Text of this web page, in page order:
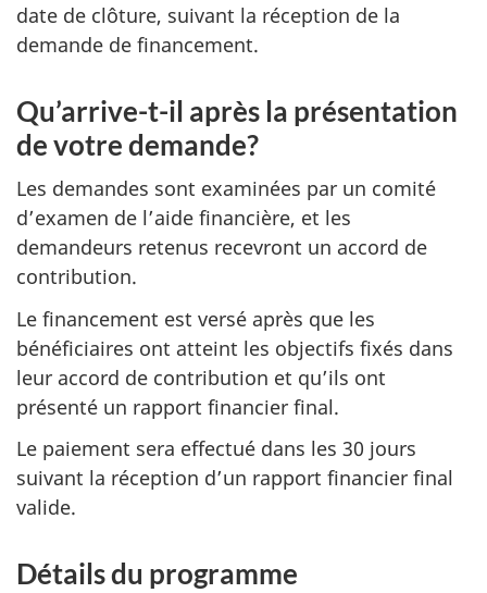
date de clôture, suivant la réception de la
demande de financement.
Qu’arrive-t-il après la présentation
de votre demande?
Les demandes sont examinées par un comité
d’examen de l’aide financière, et les
demandeurs retenus recevront un accord de
contribution.
Le financement est versé après que les
bénéficiaires ont atteint les objectifs fixés dans
leur accord de contribution et qu’ils ont
présenté un rapport financier final.
Le paiement sera effectué dans les 30 jours
suivant la réception d’un rapport financier final
valide.
Détails du programme